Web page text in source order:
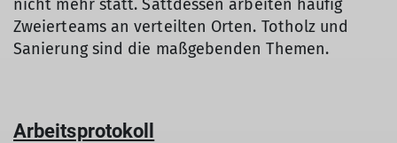
nicht mehr statt. Sattdessen arbeiten häufig
Zweierteams an verteilten Orten. Totholz und
Sanierung sind die maßgebenden Themen.
Arbeitsprotokoll